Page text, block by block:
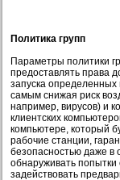
Политика групп
Параметры политики
предоставлять права
запуска определенных
самым снижая риск
например, вирусов) и
клиентских
компьютере, который
рабочие станции,
безопасностью даже в
обнаруживать
задействовать